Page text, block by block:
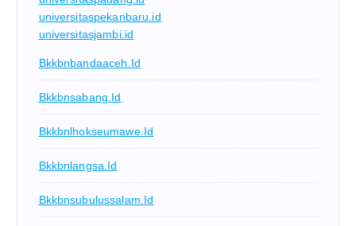
universitaspekanbaru.id
universitasjambi.id
Bkkbnbandaaceh.id
Bkkbnsabang.id
Bkkbnlhokseumawe.id
Bkkbnlangsa.id
Bkkbnsubulussalam.id